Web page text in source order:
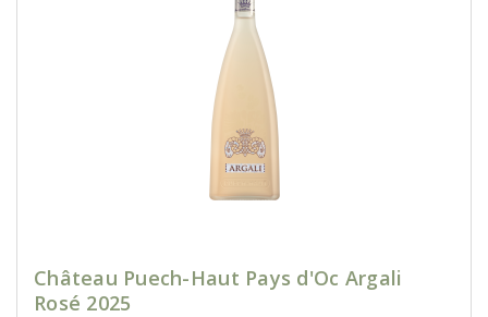
Château Puech-Haut Pays d'Oc Argali
Rosé 2025